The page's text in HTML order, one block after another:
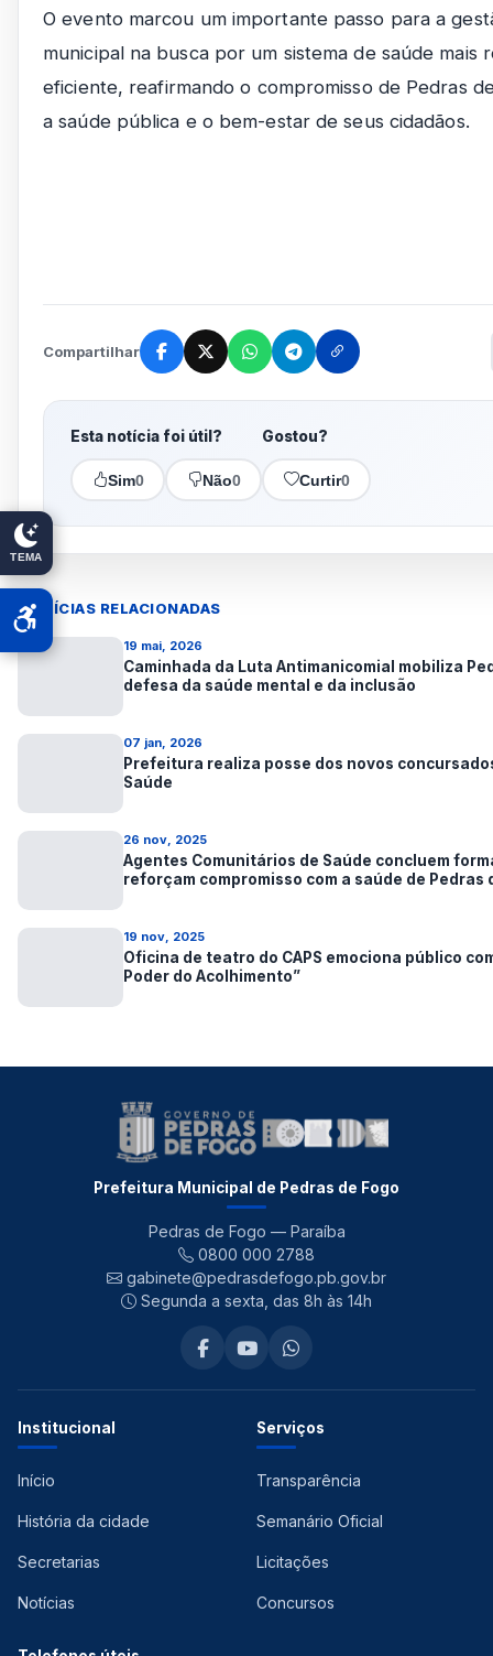
TEMA
O evento marcou um importante passo para a
municipal na busca por um sistema de saúde mais
eficiente, reafirmando o compromisso de Pedras
a saúde pública e o bem-estar de seus cidadãos.
Compartilhar
Esta notícia foi útil?
Sim0 Não0
Gostou?
Curtir0
NOTÍCIAS RELACIONADAS
19 mai, 2026
Caminhada da Luta Antimanicomial mobiliza
defesa da saúde mental e da inclusão
07 jan, 2026
Prefeitura realiza posse dos novos
Saúde
26 nov, 2025
Agentes Comunitários de Saúde concluem
reforçam compromisso com a saúde de Pedras
19 nov, 2025
Oficina de teatro do CAPS emociona público
Poder do Acolhimento”
Prefeitura Municipal de Pedras de Fogo
Pedras de Fogo — Paraíba
0800 000 2788
gabinete@pedrasdefogo.pb.gov.br
Segunda a sexta, das 8h às 14h
Institucional
Início
História da cidade
Secretarias
Notícias
Serviços
Transparência
Semanário Oficial
Licitações
Concursos